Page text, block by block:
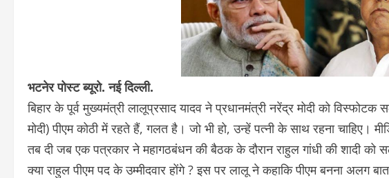
भटनेर पोस्ट ब्यूरो. नई दिल्ली.
बिहार के पूर्व मुख्यमंत्री लालूप्रसाद यादव ने प्रधानमंत्री नरेंद्र मोदी को
मोदी) पीएम कोठी में रहते हैं, गलत है। जो भी हो, उन्हें पत्नी के साथ रहना चाहिए।
तब दी जब एक पत्रकार ने महागठबंधन की बैठक के दौरान राहुल गांधी की शादी
क्या राहुल पीएम पद के उम्मीदवार होंगे ? इस पर लालू ने कहाकि पीएम बनना अलग